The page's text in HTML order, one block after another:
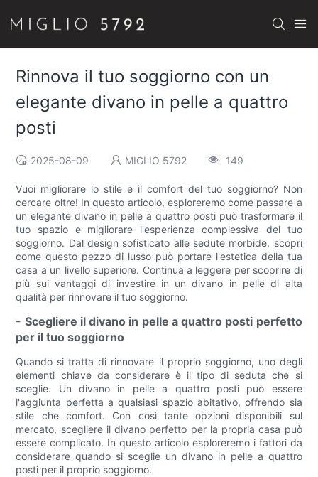
Rinnova il tuo soggiorno con un
elegante divano in pelle a quattro
posti
2025-08-09 MIGLIO 5792 149
Vuoi migliorare lo stile e il comfort del tuo soggiorno? Non
cercare oltre! In questo articolo, esploreremo come passare a
un elegante divano in pelle a quattro posti può trasformare il
tuo spazio e migliorare l'esperienza complessiva del tuo
soggiorno. Dal design sofisticato alle sedute morbide, scopri
come questo pezzo di lusso può portare l'estetica della tua
casa a un livello superiore. Continua a leggere per scoprire di
più sui vantaggi di investire in un divano in pelle di alta
qualità per rinnovare il tuo soggiorno.
- Scegliere il divano in pelle a quattro posti perfetto
per il tuo soggiorno
Quando si tratta di rinnovare il proprio soggiorno, uno degli
elementi chiave da considerare è il tipo di seduta che si
sceglie. Un divano in pelle a quattro posti può essere
l'aggiunta perfetta a qualsiasi spazio abitativo, offrendo sia
stile che comfort. Con così tante opzioni disponibili sul
mercato, scegliere il divano perfetto per la propria casa può
essere complicato. In questo articolo esploreremo i fattori da
considerare quando si sceglie un divano in pelle a quattro
posti per il proprio soggiorno.